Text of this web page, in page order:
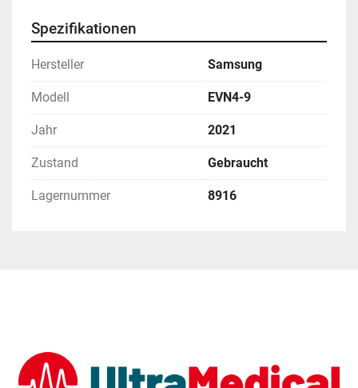
Spezifikationen
Hersteller Samsung
Modell EVN4-9
Jahr 2021
Zustand Gebraucht
Lagernummer 8916